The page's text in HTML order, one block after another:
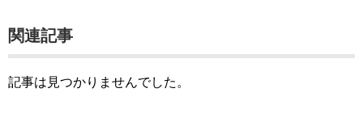
関連記事
記事は見つかりませんでした。